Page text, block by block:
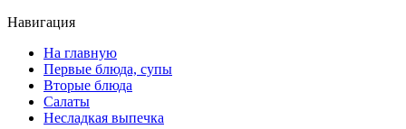
Навигация
На главную
Первые блюда, супы
Вторые блюда
Салаты
Несладкая выпечка